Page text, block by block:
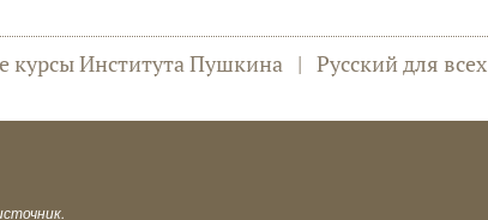
курсы Института Пушкина | Русский для всех